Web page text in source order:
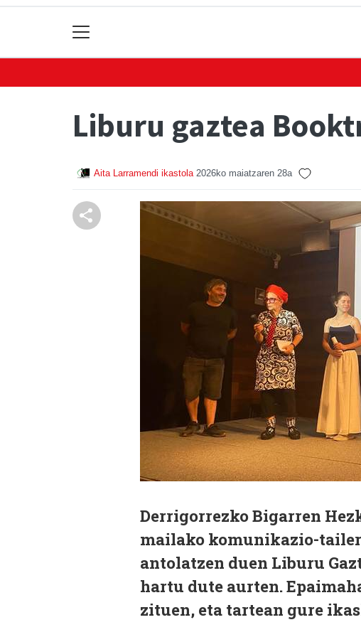
Liburu gaztea
Aita Larramendi ikastola 2026ko maiatzaren 28a
Derrigorrezko Bigarren
mailako komunikazio-
antolatzen duen Liburu
hartu dute aurten.
zituen, eta tartean gure